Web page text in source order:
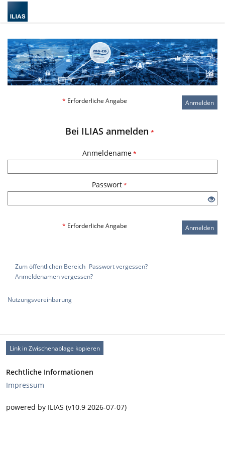
Anmelden
* Erforderliche Angabe
Bei ILIAS anmelden *
Anmeldename*
Passwort*
* Erforderliche Angabe Anmelden
Zum öffentlichen Bereich Passwort vergessen?
Anmeldenamen vergessen?
Nutzungsvereinbarung
Link in Zwischenablage kopieren
Rechtliche Informationen
Impressum
powered by ILIAS (v10.9 2026-07-07)